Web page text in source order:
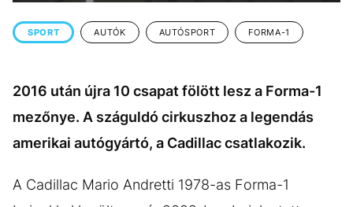
SPORT AUTÓK AUTÓSPORT FORMA-1
2016 után újra 10 csapat fölött lesz a Forma-1
mezőnye. A száguldó cirkuszhoz a legendás
amerikai autógyártó, a Cadillac csatlakozik.
A Cadillac Mario Andretti 1978-as Forma-1